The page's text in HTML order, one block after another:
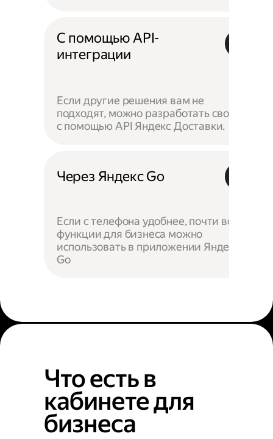
С помощью API-
интеграции
Если другие решения вам не
подходят, можно разработать своё —
с помощью API Яндекс Доставки.
Через Яндекс Go
Если с телефона удобнее, почти все
функции для бизнеса можно
использовать в приложении Яндекс
Go
Что есть в
кабинете для
бизнеса